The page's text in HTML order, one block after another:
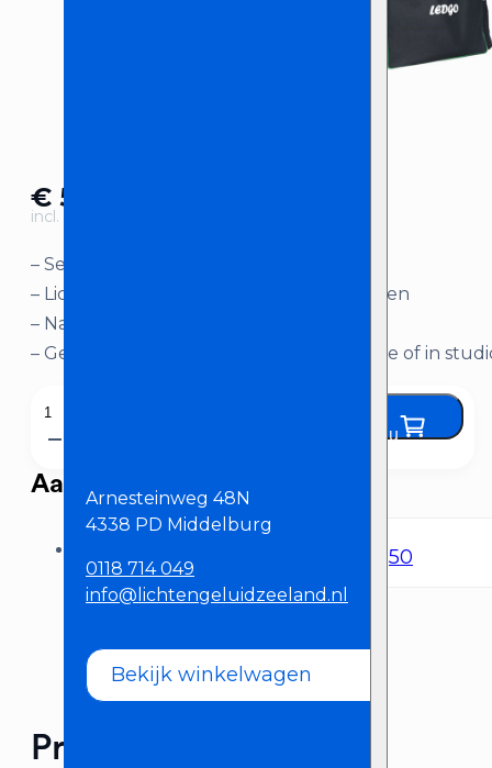
Arnesteinweg 48N
4338 PD Middelburg
0118 714 049
info@lichtengeluidzeeland.nl
Bekijk winkelwagen
€ 50,00
incl. BTW
– Set van 2 LED panelen op statief
– Lichtgewicht en makkelijk mee te nemen
– Naar eigen wens af te stemmen
– Geschikt voor video/fotografie op locatie of in
Ledgo
Lichtset
aantal
Huur nu
Aanbevolen producten
65,50
Product omschrijving